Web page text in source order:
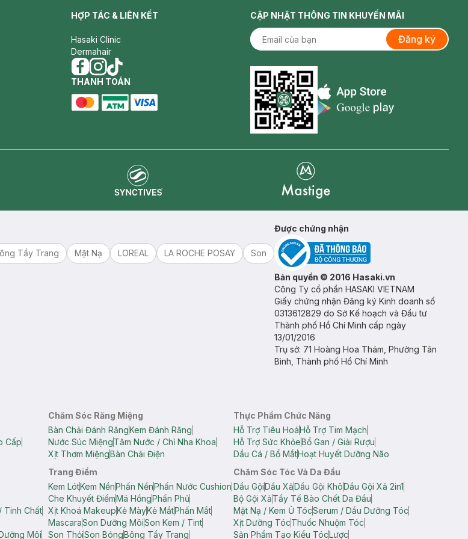
HỢP TÁC & LIÊN KẾT
Hasaki Clinic
Dermahair
facebook
instagram
tiktok
THANH TOÁN
CẬP NHẬT THÔNG TIN KHUYẾN MÃI
Đăng ký
Appstore icon
Tẩy Trang Mặt Nạ LOREAL LA ROCHE POSAY
Son
Được chứng nhận
Bản quyền © 2016 Hasaki.vn
Công Ty cổ phần HASAKI VIETNAM
Giấy chứng nhận Đăng ký Kinh doanh số
0313612829 do Sở Kế hoạch và Đầu tư
Thành phố Hồ Chí Minh cấp ngày
13/01/2016
Trụ sở: 71 Hoàng Hoa Thám, Phường Tân
Bình, Thành phố Hồ Chí Minh
Cấp
Chăm Sóc Răng Miệng
Bàn Chải Đánh RăngKem Đánh Răng
Nước Súc MiệngTăm Nước / Chỉ Nha Khoa
Xịt Thơm MiệngBàn Chải Điện
Thực Phẩm Chức Năng
Hỗ Trợ Tiêu HoáHỗ Trợ Tim Mạch
Hỗ Trợ Sức KhỏeBổ Gan / Giải Rượu
Dầu Cá / Bổ MắtHoạt Huyết Dưỡng Não
Tinh Chất
Môi
Trang Điểm
Kem LótKem NềnPhấn NềnPhấn Nước Cushion
Che Khuyết ĐiểmMá HồngPhấn Phủ
Xịt Khoá MakeupKẻ MàyKẻ MắtPhấn Mắt
MascaraSon Dưỡng MôiSon Kem / Tint
Son ThỏiSon BóngBông Tẩy Trang
Chăm Sóc Tóc Và Da Đầu
Dầu GộiDầu XảDầu Gội KhôDầu Gội Xả 2in1
Bộ Gội XảTẩy Tế Bào Chết Da Đầu
Mặt Nạ / Kem Ủ TócSerum / Dầu Dưỡng Tóc
Xịt Dưỡng TócThuốc Nhuộm Tóc
Sản Phẩm Tạo Kiểu TócLược